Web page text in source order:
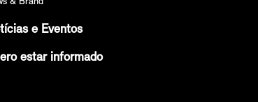
e Eventos
estar informado